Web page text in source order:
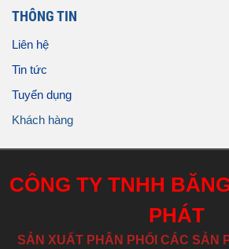
THÔNG TIN
Liên hệ
Tin tức
Tuyển dụng
Khách hàng
CÔNG TY TNHH
PHÁT
SẢN XUẤT PHÂN PHỐI CÁC SẢN